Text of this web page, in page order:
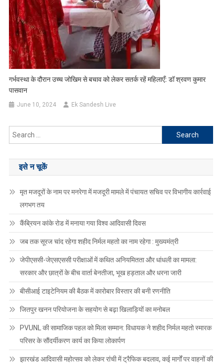
गर्भवस्था के दौरान उच्च जोखिम से बचाव को लेकर सतर्क रहें महिलाएँ: डॉ श्रवण कुमार
पासवान
June 10, 2024 Ek Sandesh Live
Search
for:
इसे न चूकें
मृत मजदूरों के नाम पर मनरेगा में मजदूरी मामले में पंचायत सचिव पर विभागीय कार्रवाई
लगभग तय
कैंब्रियन कांके रोड में मनाया गया विश्व आदिवासी दिवस
जब तक सूरज चांद रहेगा शहीद निर्मल महतो का नाम रहेगा : मुख्यमंत्री
जेपीएससी-जेएसएससी परीक्षाओं में कथित अनियमितता और धांधली का मामला:
सरकार और छात्रों के बीच वार्ता बेनतीजा, भूख हड़ताल और धरना जारी
बीसीआई टाइटेनियम की बैठक में कारोबार विस्तार की बनी रणनीति
जितपुर खनन परियोजना के सहयोग से बढ़ा खिलाड़ियों का मनोबल
PVUNL की सामाजिक पहल को मिला सम्मान: विधायक ने शहीद निर्मल महतो स्मारक
परिसर के सौंदर्यीकरण कार्य का किया लोकार्पण
झारखंड आदिवासी महोत्सव को लेकर रांची में ट्रैफिक बदलाव, कई मार्गों पर वाहनों की